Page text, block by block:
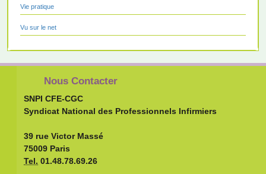
Vie pratique
Vu sur le net
Nous Contacter
SNPI CFE-CGC
Syndicat National des Professionnels Infirmiers
39 rue Victor Massé
75009 Paris
Tel. 01.48.78.69.26